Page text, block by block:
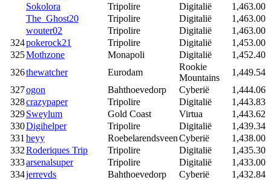
Sokolora
Tripolire Digitalië
1,463.00
The_Ghost20
Tripolire Digitalië
1,463.00
wouter02
Tripolire Digitalië
1,463.00
324pokerock21 Tripolire Digitalië
1,453.00
325Mothzone Monapoli Digitalië
1,452.40
326thewatcher Eurodam
Rookie
Mountains
1,449.54
327ogon Bahthoevedorp Cyberië
1,444.06
328crazypaper Tripolire Digitalië
1,443.83
329Sweylum Gold Coast Virtua
1,443.62
330Digihelper Tripolire Digitalië
1,439.34
331 heyy RoebelarendsveenCyberië
1,438.00
332Roderiques Trip Tripolire Digitalië
1,435.30
333arsenalsuper Tripolire Digitalië
1,433.00
334jerrevds Bahthoevedorp Cyberië
1,432.84